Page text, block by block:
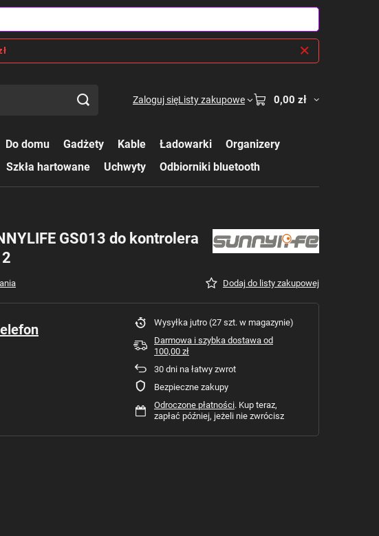
Zaloguj sięListy zakupowe 0,00 zł
Do domu Gadżety Kable Ładowarki
Organizery
Szkła hartowane Uchwyty Odbiorniki bluetooth
GS013 do kontrolera
Dodaj do listy zakupowej
Wysyłka jutro (27 szt. w magazynie)
Darmowa i szybka dostawa od
100,00 zł
30 dni na łatwy zwrot
Bezpieczne zakupy
Odroczone płatności. Kup teraz,
zapłać później, jeżeli nie zwrócisz